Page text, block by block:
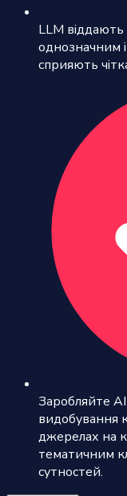
LLM
однозначним
сприяють
Заробляйте
видобування
джерелах на
тематичним
сутностей.